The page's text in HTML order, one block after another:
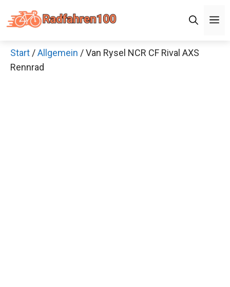
Inhalt
Start /Allgemein / Van Rysel NCR CF Rival AXS
Rennrad